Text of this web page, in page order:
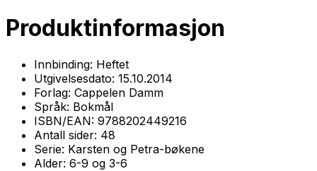
Produktinformasjon
Innbinding: Heftet
Utgivelsesdato: 15.10.2014
Forlag: Cappelen Damm
Språk: Bokmål
ISBN/EAN: 9788202449216
Antall sider: 48
Serie: Karsten og Petra-bøkene
Alder: 6-9 og 3-6